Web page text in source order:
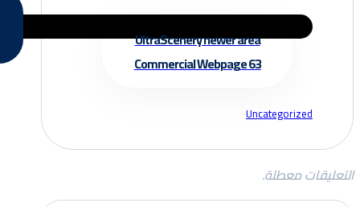
UltraScenery newer area
Commercial Webpage 63
Uncategorized
التعليقات معطلة.